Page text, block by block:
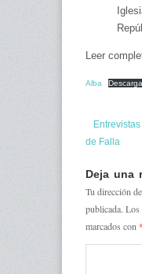
Leer
Alba Descarga
de Falla
Deja una
Tu dirección
publicada. Los
marcados con *